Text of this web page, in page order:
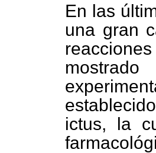
En las
una gran
ictus, la